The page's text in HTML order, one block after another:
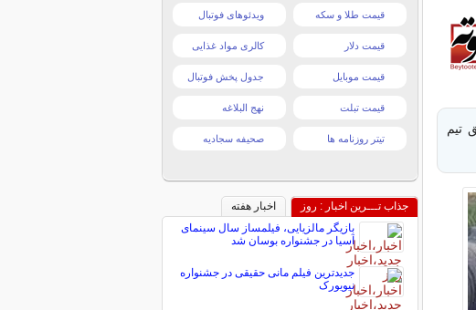
تیم
قیمت طلا و سکه ویدئوهای فوتبال
قیمت دلار کالری مواد غذایی
قیمت موبایل جدول پخش فوتبال
قیمت تبلت نهج البلاغه
تیتر روزنامه ها صحیفه سجادیه
جذاب تـــرین اخبار : روز
اخبار هفته
بازیگر مالزیایی، فیلمساز سال سینمای
آسیا در جشنواره بوسان شد
جدیدترین فیلم مانی حقیقی در جشنواره
نیویورک